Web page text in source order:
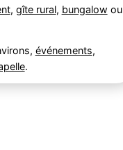
, gîte rural, bungalow ou
événements,
.